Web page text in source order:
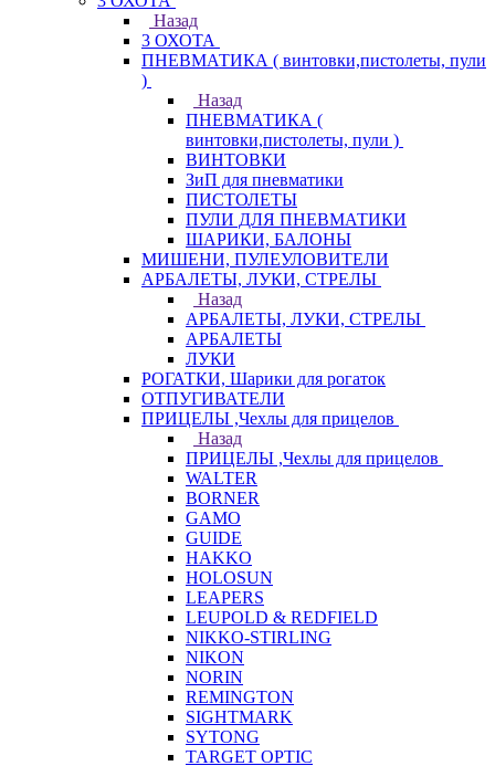
Назад
3 ОХОТА
ПНЕВМАТИКА ( винтовки,пистолеты, пули
)
Назад
ПНЕВМАТИКА (
винтовки,пистолеты, пули )
ВИНТОВКИ
ЗиП для пневматики
ПИСТОЛЕТЫ
ПУЛИ ДЛЯ ПНЕВМАТИКИ
ШАРИКИ, БАЛОНЫ
МИШЕНИ, ПУЛЕУЛОВИТЕЛИ
АРБАЛЕТЫ, ЛУКИ, СТРЕЛЫ
Назад
АРБАЛЕТЫ, ЛУКИ, СТРЕЛЫ
АРБАЛЕТЫ
ЛУКИ
РОГАТКИ, Шарики для рогаток
ОТПУГИВАТЕЛИ
ПРИЦЕЛЫ ,Чехлы для прицелов
Назад
ПРИЦЕЛЫ ,Чехлы для прицелов
WALTER
BORNER
GAMO
GUIDE
HAKKO
HOLOSUN
LEAPERS
LEUPOLD & REDFIELD
NIKKO-STIRLING
NIKON
NORIN
REMINGTON
SIGHTMARK
SYTONG
TARGET OPTIC